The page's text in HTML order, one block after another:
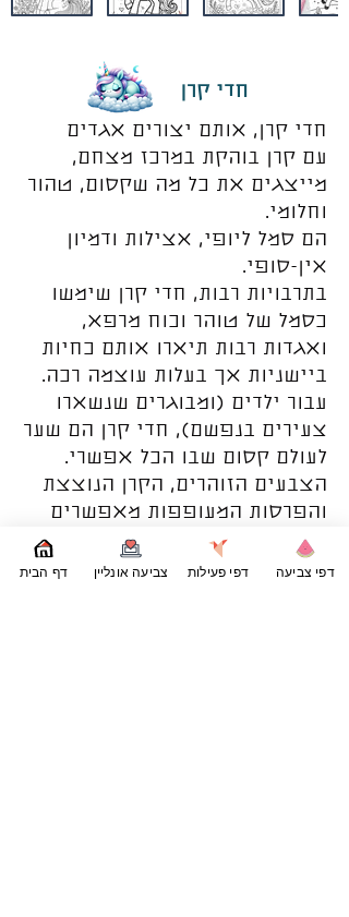
חדי קרן
חדי קרן, אותם יצורים אגדים
עם קרן בוהקת במרכז מצחם,
מייצגים את כל מה שקסום, טהור
וחלומי.
הם סמל ליופי, אצילות ודמיון
אין-סופי.
בתרבויות רבות, חדי קרן שימשו
כסמל של טוהר וכוח מרפא,
ואגדות רבות תיארו אותם כחיות
ביישניות אך בעלות עוצמה רכה.
עבור ילדים (ומבוגרים שנשארו
צעירים בנפשם), חדי קרן הם שער
לעולם קסום שבו הכל אפשרי.
הצבעים הזוהרים, הקרן הנוצצת
והפרסות המעופפות מאפשרים
לכולנו לברוח לרגע למציאות שבה
חלומות מתגשמים.
דף הבית צביעה אונליין דפי פעילות דפי צביעה